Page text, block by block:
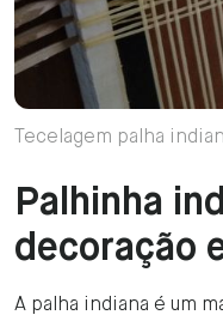
Tecelagem palha
Palhinha
decoração
A palha indiana é um